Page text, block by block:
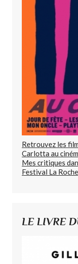
Retrouvez les
Carlotta au
Mes critiques
Festival La
LE LIVRE